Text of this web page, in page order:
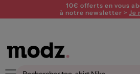
10€ offerts en vous
à notre newsletter > Je